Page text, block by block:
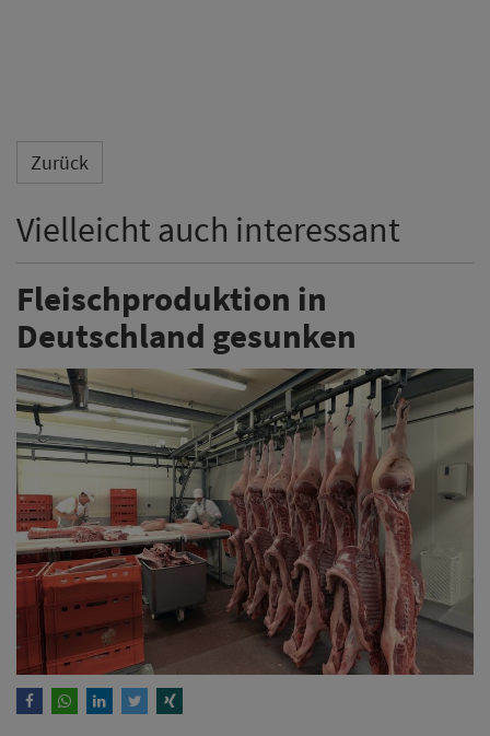
Zurück
Vielleicht auch interessant
Fleischproduktion in
Deutschland gesunken